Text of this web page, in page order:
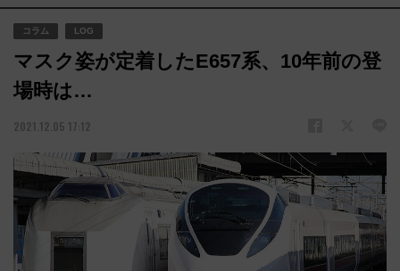
コラム LOG
マスク姿が定着したE657系、10年前の登
場時は…
2021.12.05 17:12